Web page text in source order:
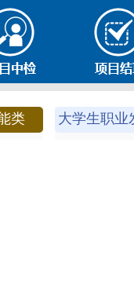
类 大学生职业